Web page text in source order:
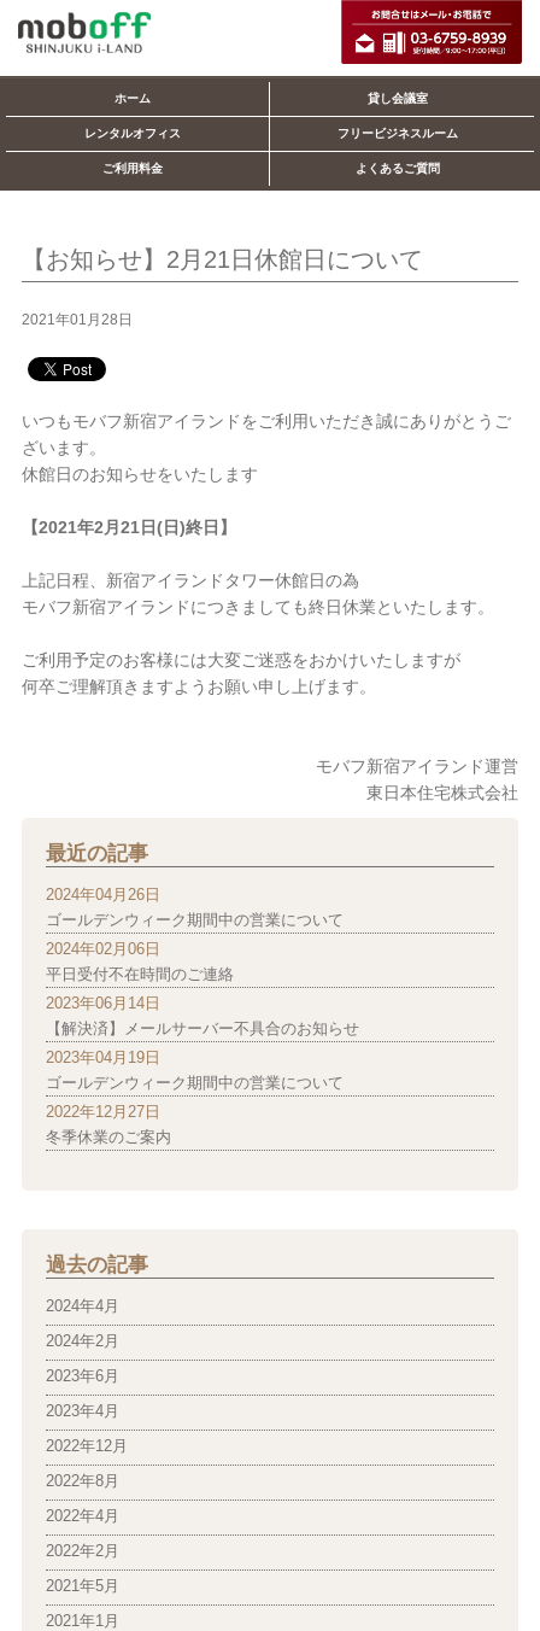
ホーム 貸し会議室
レンタルオフィス フリービジネスルーム
ご利用料金 よくあるご質問
【お知らせ】2月21日休館日について
2021年01月28日
いつもモバフ新宿アイランドをご利用いただき誠にありがとうご
ざいます。
休館日のお知らせをいたします
【2021年2月21日(日)終日】
上記日程、新宿アイランドタワー休館日の為
モバフ新宿アイランドにつきましても終日休業といたします。
ご利用予定のお客様には大変ご迷惑をおかけいたしますが
何卒ご理解頂きますようお願い申し上げます。
モバフ新宿アイランド運営
東日本住宅株式会社
最近の記事
2024年04月26日
ゴールデンウィーク期間中の営業について
2024年02月06日
平日受付不在時間のご連絡
2023年06月14日
【解決済】メールサーバー不具合のお知らせ
2023年04月19日
ゴールデンウィーク期間中の営業について
2022年12月27日
冬季休業のご案内
過去の記事
2024年4月
2024年2月
2023年6月
2023年4月
2022年12月
2022年8月
2022年4月
2022年2月
2021年5月
2021年1月